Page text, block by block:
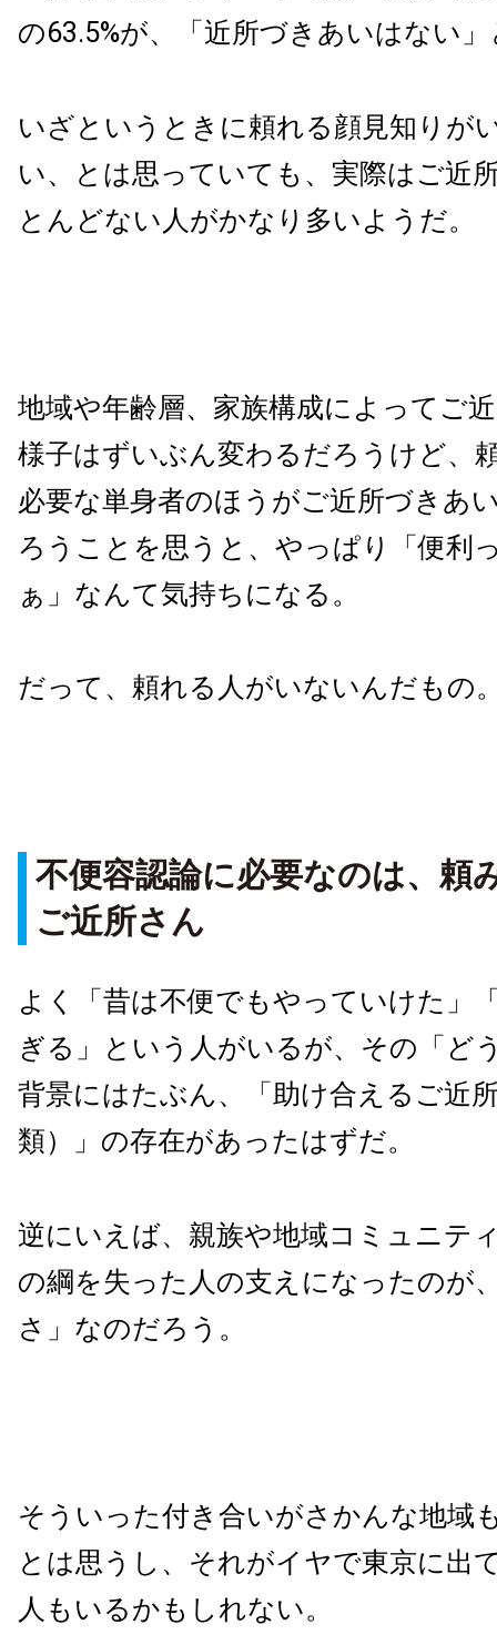
の63.5%が、「近所づきあいはない
いざというときに頼れる顔見知りが
い、とは思っていても、実際はご近
とんどない人がかなり多いようだ。
地域や年齢層、家族構成によってご
様子はずいぶん変わるだろうけど、
必要な単身者のほうがご近所づきあ
ろうことを思うと、やっぱり「便利
ぁ」なんて気持ちになる。
だって、頼れる人がいないんだもの
不便容認論に必要なのは、頼
ご近所さん
よく「昔は不便でもやっていけた」
ぎる」という人がいるが、その「ど
背景にはたぶん、「助け合えるご近
類）」の存在があったはずだ。
逆にいえば、親族や地域コミュニテ
の綱を失った人の支えになったのが
さ」なのだろう。
そういった付き合いがさかんな地域
とは思うし、それがイヤで東京に出
人もいるかもしれない。